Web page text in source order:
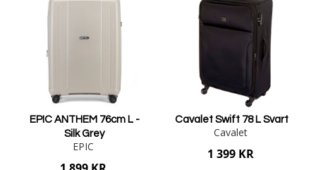
EPIC ANTHEM 76cm L -
Silk Grey
EPIC
Cavalet Swift 78 L Svart
Cavalet
1 399 KR